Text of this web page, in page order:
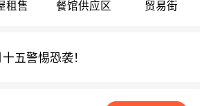
租售 餐馆供应区 贸易街
十五警惕恐袭！
十五警惕恐袭！